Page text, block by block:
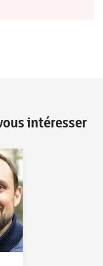
intéresser